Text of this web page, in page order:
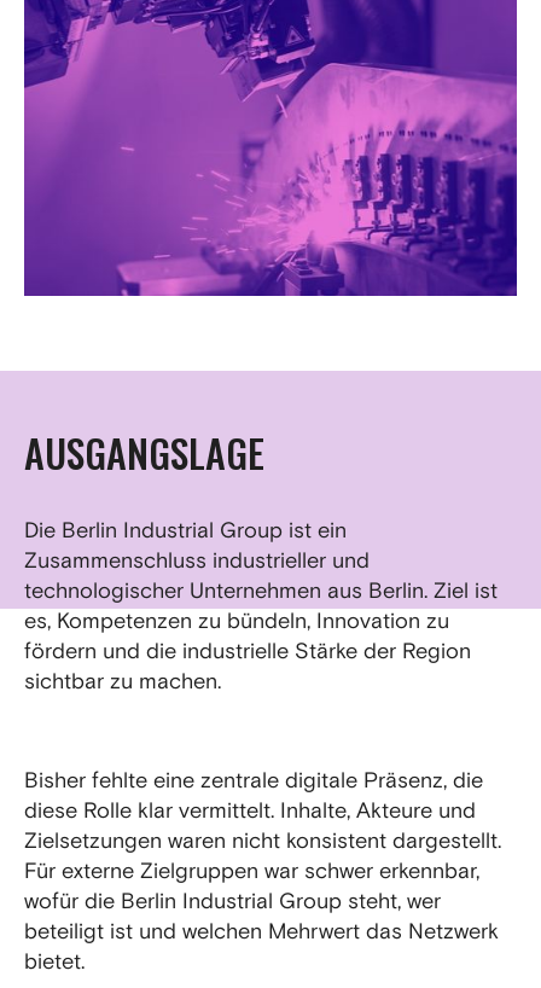
AUSGANGSLAGE
Die Berlin Industrial Group ist ein
Zusammenschluss industrieller und
technologischer Unternehmen aus Berlin. Ziel ist
es, Kompetenzen zu bündeln, Innovation zu
fördern und die industrielle Stärke der Region
sichtbar zu machen.
Bisher fehlte eine zentrale digitale Präsenz, die
diese Rolle klar vermittelt. Inhalte, Akteure und
Zielsetzungen waren nicht konsistent dargestellt.
Für externe Zielgruppen war schwer erkennbar,
wofür die Berlin Industrial Group steht, wer
beteiligt ist und welchen Mehrwert das Netzwerk
bietet.